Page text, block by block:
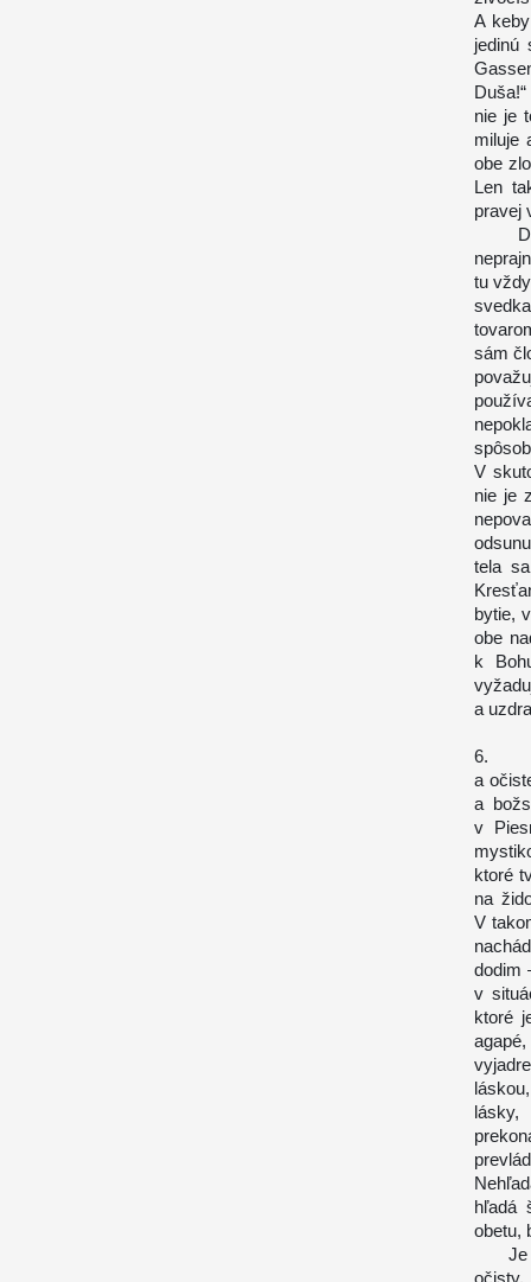
A
jedinú
nie je
miluje
obe
Len
pravej
tu
sám
V
nie je
tela
bytie,
obe
k
a
6.
a
a
v
ktoré
na
V
dodim
v
ktoré
lásky,
hľadá
obetu,
Je